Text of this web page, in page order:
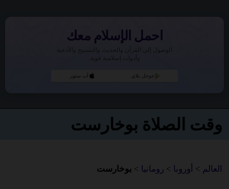
احمل الإسلام معك
الوصول إلى القرآن والحديث والتسبيح والأدعية
وأدوات إسلامية قوية.
جوجل بلاي آب ستور
وقت الصلاة بوخارست
العالم > أوروبا > رومانيا > بوخارست